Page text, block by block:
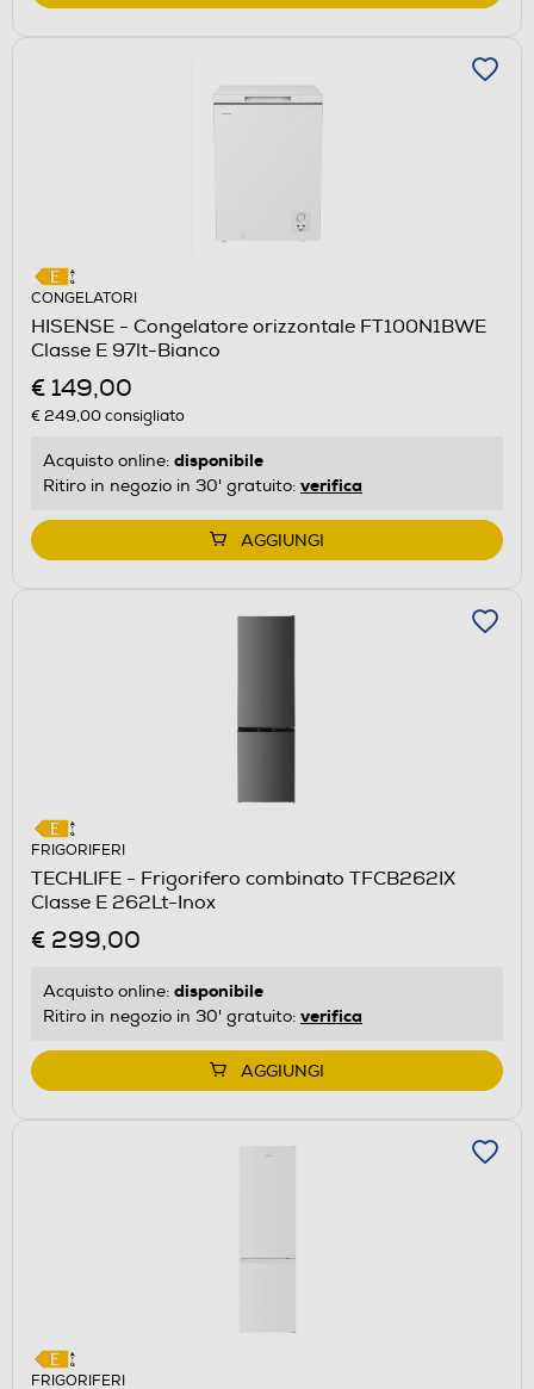
CONGELATORI
HISENSE - Congelatore orizzontale FT100N1BWE
Classe E 97lt-Bianco
€ 149,00
€ 249,00consigliato
Acquisto online: disponibile
Ritiro in negozio in 30' gratuito: verifica
AGGIUNGI
FRIGORIFERI
TECHLIFE - Frigorifero combinato TFCB262IX
Classe E 262Lt-Inox
€ 299,00
Acquisto online: disponibile
Ritiro in negozio in 30' gratuito: verifica
AGGIUNGI
FRIGORIFERI